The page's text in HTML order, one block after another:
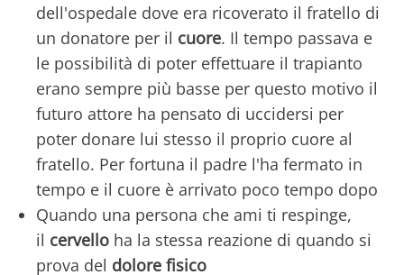
dell'ospedale dove era ricoverato il fratello di
un donatore per il cuore. Il tempo passava e
le possibilità di poter effettuare il trapianto
erano sempre più basse per questo motivo il
futuro attore ha pensato di uccidersi per
poter donare lui stesso il proprio cuore al
fratello. Per fortuna il padre l'ha fermato in
tempo e il cuore è arrivato poco tempo dopo
Quando una persona che ami ti respinge,
il cervello ha la stessa reazione di quando si
prova del dolore fisico